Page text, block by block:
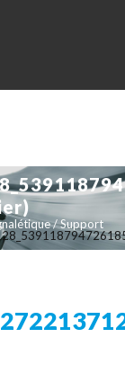
/ Support